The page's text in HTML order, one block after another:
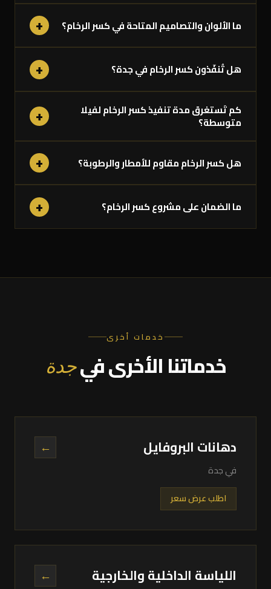
ما الألوان والتصاميم المتاحة في كسر الرخام؟ +
هل تُنفّذون كسر الرخام في جدة؟ +
كم تَستغرق مدة تنفيذ كسر الرخام لفيلا
متوسطة؟ +
هل كسر الرخام مقاوم للأمطار والرطوبة؟ +
ما الضمان على مشروع كسر الرخام؟ +
خدمات أخرى
خدماتنا الأخرى فيجدة
دهانات البروفايل
في جدة
اطلب عرض سعر
←
اللياسة الداخلية والخارجية ←